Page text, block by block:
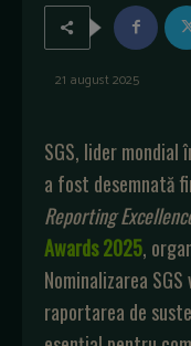
21 august 2025
SGS, lider
a fost desemnată
Reporting
Awards 2025,
Nominalizarea
raportarea de